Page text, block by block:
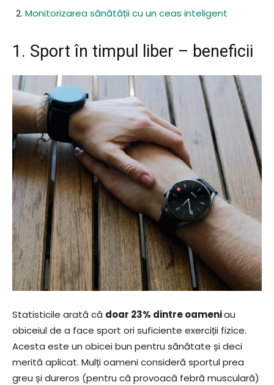
Monitorizarea sănătății cu un ceas inteligent
1. Sport în timpul liber – beneficii
Statisticile arată că doar 23% dintre oameniau
obiceiul de a face sport ori suficiente exerciții fizice.
Acesta este un obicei bun pentru sănătate și deci
merită aplicat. Mulți oameni consideră sportul prea
greu și dureros (pentru că provoacă febră musculară)